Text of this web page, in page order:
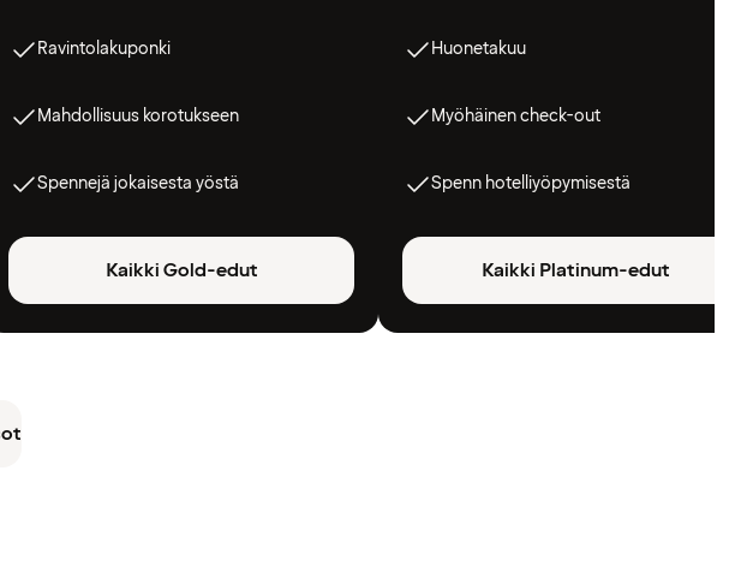
Ravintolakuponki
Mahdollisuus korotukseen
Spennejä jokaisesta yöstä
Kaikki Gold-edut
Huonetakuu
Myöhäinen check-out
Spenn hotelliyöpymisestä
Kaikki Platinum-edut